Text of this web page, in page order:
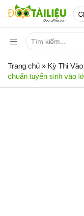
Trang chủ » Kỳ Thi
chuẩn tuyển sinh vào